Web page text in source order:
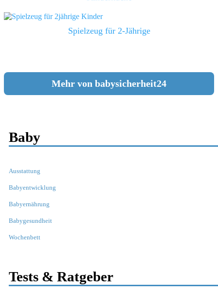
Spielzeug für 2-Jährige
Mehr von babysicherheit24
Baby
Ausstattung
Babyentwicklung
Babyernährung
Babygesundheit
Wochenbett
Tests & Ratgeber